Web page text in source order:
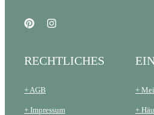
RECHTLICHES
+ AGB
+ Impressum
+
+